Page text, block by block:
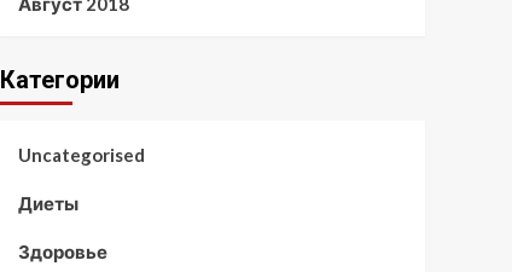
Категории
Uncategorised
Диеты
Здоровье